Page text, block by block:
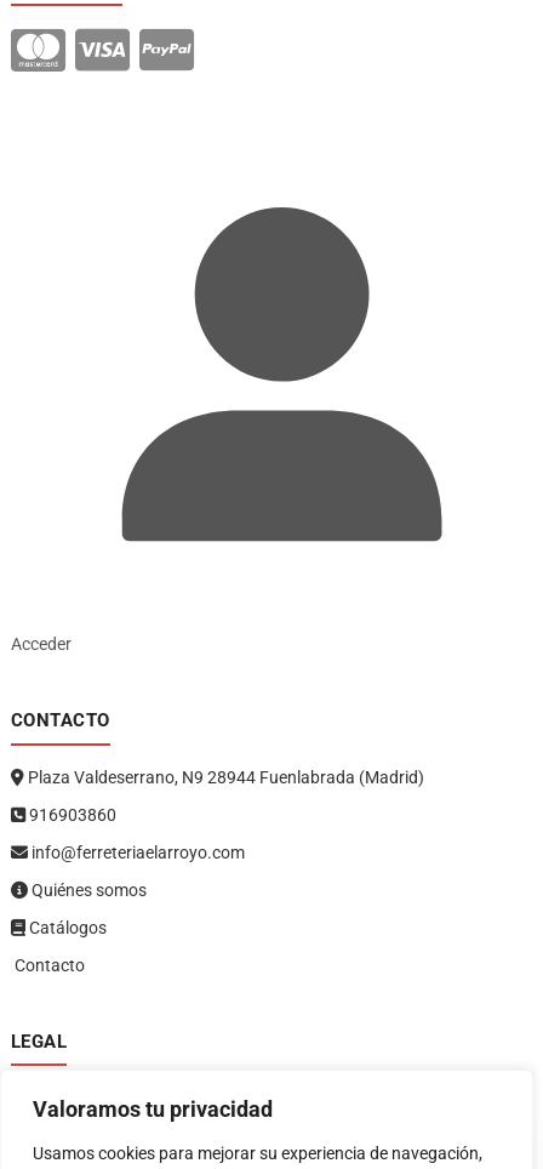
Valoramos tu privacidad
Usamos cookies para mejorar su experiencia de navegación,
Acceder
CONTACTO
Plaza Valdeserrano, N9 28944 Fuenlabrada (Madrid)
916903860
info@ferreteriaelarroyo.com
Quiénes somos
Catálogos
Contacto
LEGAL
Política de privacidad
Política de devoluciones y reembolsos
Términos y condiciones